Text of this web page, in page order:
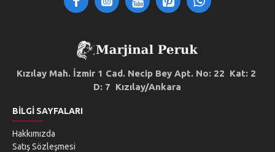
Kızılay Mah. İzmir 1 Cad. Necip Bey Apt. No: 22 Kat: 2
D: 7 Kızılay/Ankara
BILGI SAYFALARI
Hakkımızda
Satış Sözleşmesi